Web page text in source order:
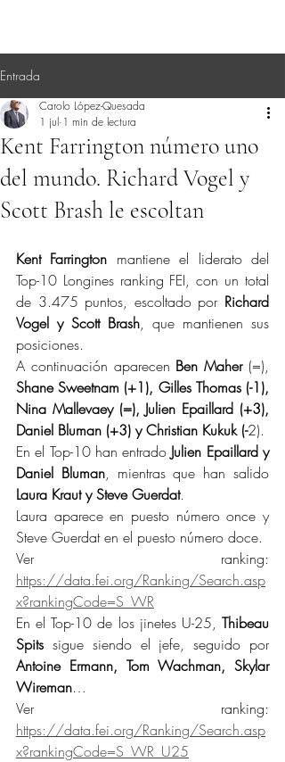
Entrada
Kent Farrington número uno
del mundo. Richard Vogel y
Scott Brash le escoltan
Carolo López-Quesada
1 jul 1 min de lectura
Kent Farrington mantiene el liderato del
Top-10 Longines ranking FEI, con un total
de 3.475 puntos, escoltado por Richard
Vogel y Scott Brash, que mantienen sus
posiciones.
A continuación aparecen Ben Maher
Shane Sweetnam (+1), Gilles Thomas (-1),
Nina Mallevaey (=), Julien Epaillard (+3),
Daniel Bluman (+3) y Christian Kukuk (-2).
En el Top-10 han entrado Julien Epaillard y
Daniel Bluman
Laura Kraut y Steve Guerdat.
Laura aparece en puesto número once y
Steve Guerdat en el puesto número doce.
https://data.fei.org/Ranking/Search.asp
x?rankingCode=S_WR
En el Top-10 de los jinetes U-25, Thibeau
Spits
sigue siendo el jefe, seguido por
Antoine Ermann, Tom Wachman, Skylar
Wireman…
https://data.fei.org/Ranking/Search.asp
x?rankingCode=S_WR_U25